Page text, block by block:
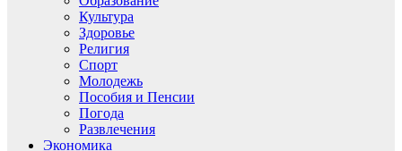
Культура
Здоровье
Религия
Спорт
Молодежь
Пособия и Пенсии
Погода
Развлечения
Экономика